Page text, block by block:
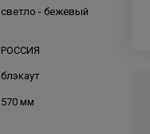
светло - бежевый
РОССИЯ
блэкаут
570 мм